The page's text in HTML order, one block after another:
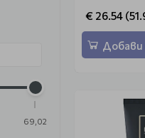
69,02
€ 26.54
Добави